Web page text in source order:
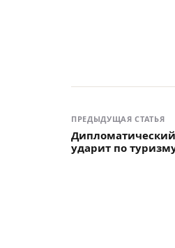
ПРЕДЫДУЩАЯ СТАТЬЯ
ударит по